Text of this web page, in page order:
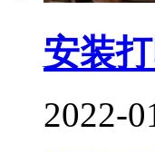
安装
2022-